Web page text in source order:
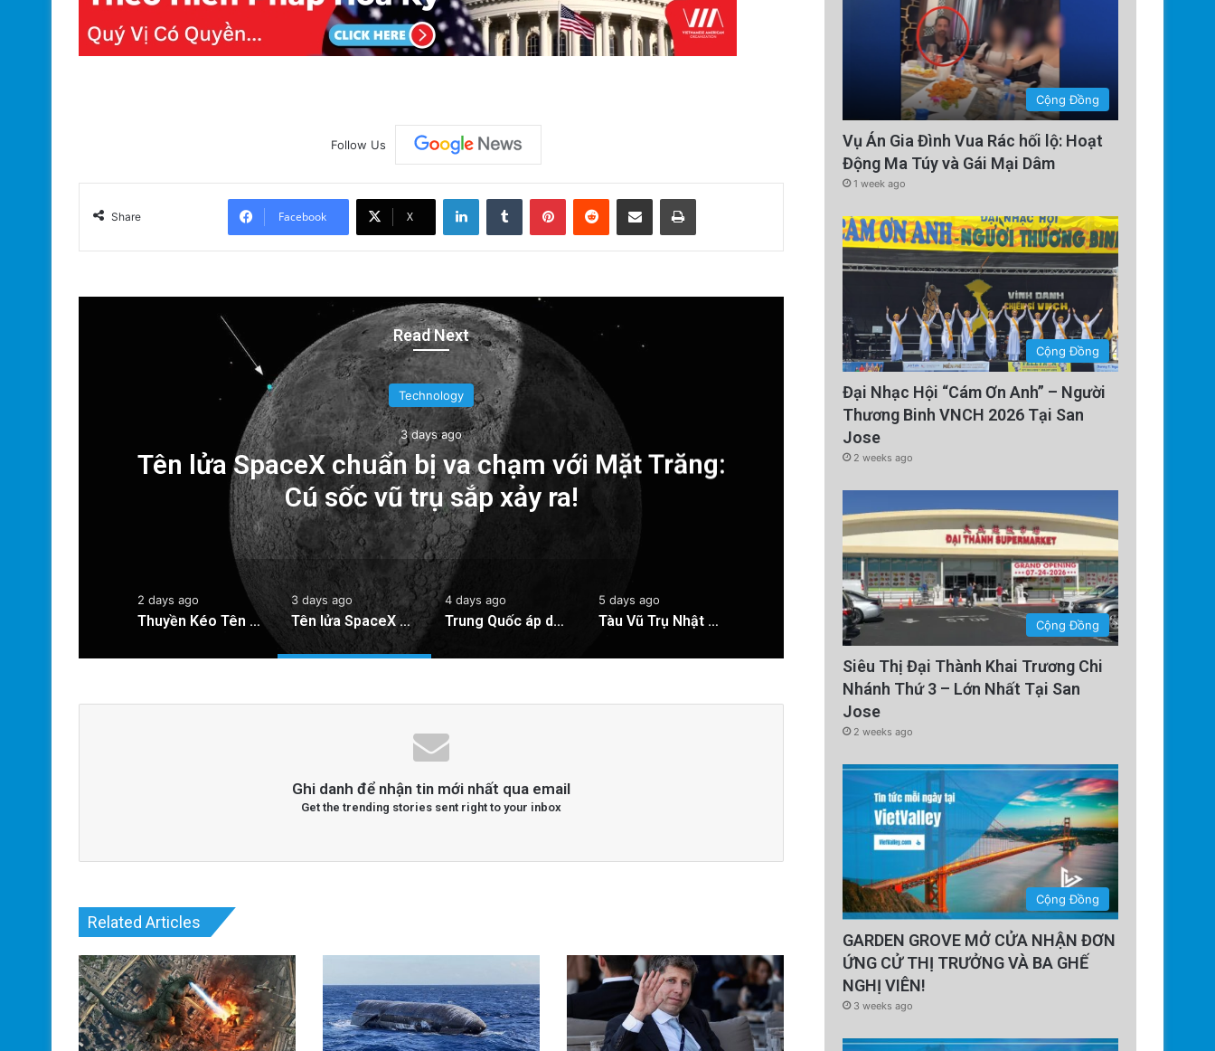
Follow Us
Share Facebook X
LinkedInTumblr PinterestReddit Share via Email Print
Read Next
Technology
3 days ago
Tên lửa SpaceX chuẩn bị va chạm với Mặt Trăng:
Cú sốc vũ trụ sắp xảy ra!
Technology
Trung Quốc áp dụng công
chặn tình trạng mất
2 days ago
Thuyền Kéo Tên Lửa Starship Được Hé Lộ Qua Ảnh Vệ Tinh!
3 days ago
Tên lửa SpaceX chuẩn bị va chạm với Mặt Trăng: Cú sốc vũ trụ sắp xảy ra!
4 days ago
Trung Quốc áp dụng công nghệ lượng tử để ngăn chặn tình trạng mất điện diện rộng
5 days ago
Tàu Vũ Trụ Nhật Bản: Chuyến Bay Gần Nhất Lịch Sử Đến Tiểu Hành Tinh
Ghi danh để nhận tin mới nhất qua email
Get the trending stories sent right to your inbox
Related Articles
Cộng Đồng
Vụ Án Gia Đình Vua Rác hối lộ: Hoạt
Động Ma Túy và Gái Mại Dâm
1 week ago
Cộng Đồng
Đại Nhạc Hội “Cám Ơn Anh” – Người
Thương Binh VNCH 2026 Tại San
Jose
2 weeks ago
Cộng Đồng
Siêu Thị Đại Thành Khai Trương Chi
Nhánh Thứ 3 – Lớn Nhất Tại San
Jose
2 weeks ago
Cộng Đồng
GARDEN GROVE MỞ CỬA NHẬN ĐƠN
ỨNG CỬ THỊ TRƯỞNG VÀ BA GHẾ
NGHỊ VIÊN!
3 weeks ago